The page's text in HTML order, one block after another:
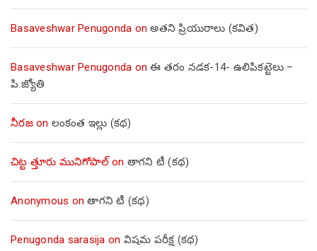
Basaveshwar Penugonda onఅతని ప్రియురాలు (కవిత)
Basaveshwar Penugonda onఈ తరం నడక-14- ఉలిపికట్టెలు –
పి.జ్యోతి
నీరజon లంకంత ఇల్లు (కథ)
చిట్ట త్తూరు మునిగోపాల్on తాగని టీ (కథ)
Anonymous onతాగని టీ (కథ)
Penugonda sarasija on విషమ పరీక్ష (క‌థ‌)